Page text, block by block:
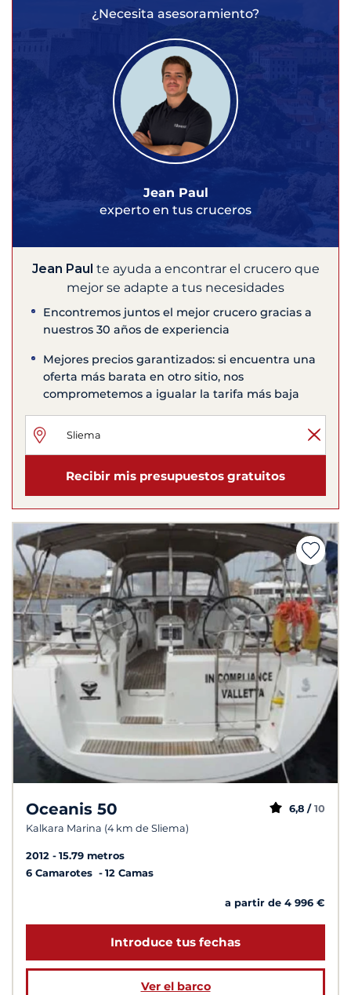
¿Necesita asesoramiento?
Jean Paul
experto en tus cruceros
Jean Paul te ayuda a encontrar el crucero que
mejor se adapte a tus necesidades
Encontremos juntos el mejor crucero gracias a
nuestros 30 años de experiencia
Mejores precios garantizados: si encuentra una
oferta más barata en otro sitio, nos
comprometemos a igualar la tarifa más baja
Recibir mis presupuestos gratuitos
Oceanis 50
Kalkara Marina (4 km de Sliema)
6,8 / 10
2012
15.79 metros
6 Camarotes
12 Camas
a partir de 4 996 €
Introduce tus fechas
Ver el barco